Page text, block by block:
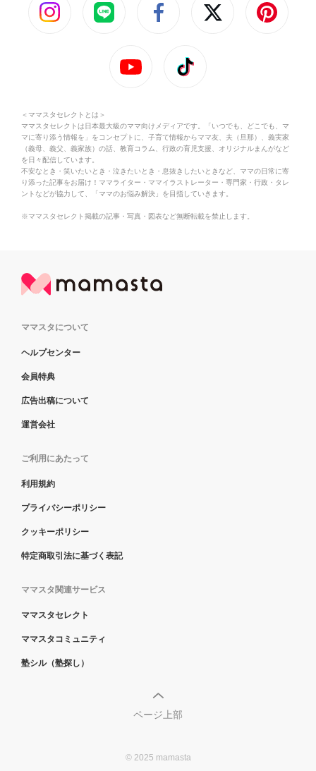
＜ママスタセレクトとは＞
ママスタセレクトは日本最大級のママ向けメディアです。「いつでも、どこでも、マ
マに寄り添う情報を」をコンセプトに、子育て情報からママ友、夫（旦那）、義実家
（義母、義父、義家族）の話、教育コラム、行政の育児支援、オリジナルまんがなど
を日々配信しています。
不安なとき・笑いたいとき・泣きたいとき・息抜きしたいときなど、ママの日常に寄
り添った記事をお届け！ママライター・ママイラストレーター・専門家・行政・タレ
ントなどが協力して、「ママのお悩み解決」を目指していきます。
※ママスタセレクト掲載の記事・写真・図表など無断転載を禁止します。
ママスタについて
ヘルプセンター
会員特典
広告出稿について
運営会社
ご利用にあたって
利用規約
プライバシーポリシー
クッキーポリシー
特定商取引法に基づく表記
ママスタ関連サービス
ママスタセレクト
ママスタコミュニティ
塾シル（塾探し）
ページ上部
© 2025 mamasta